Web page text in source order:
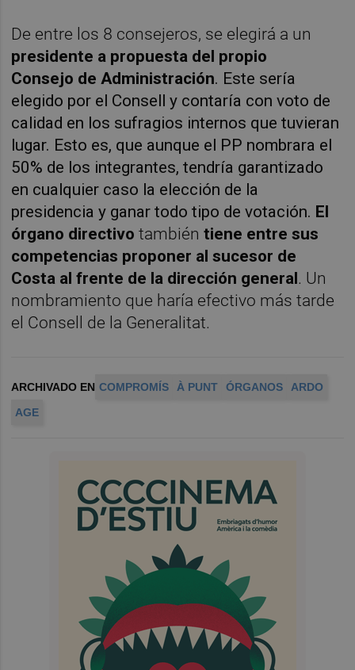
De entre los 8 consejeros, se elegirá a un
presidente a propuesta del propio
Consejo de Administración. Este sería
elegido por el Consell y contaría con voto de
calidad en los sufragios internos que tuvieran
lugar. Esto es, que aunque el PP nombrara el
50% de los integrantes, tendría garantizado
en cualquier caso la elección de la
presidencia y ganar todo tipo de votación. El
órgano directivo tambiéntiene entre sus
competencias proponer al sucesor de
Costa al frente de la dirección general. Un
nombramiento que haría efectivo más tarde
el Consell de la Generalitat.
ARCHIVADO EN COMPROMÍS À PUNT ÓRGANOS
ARDO
AGE